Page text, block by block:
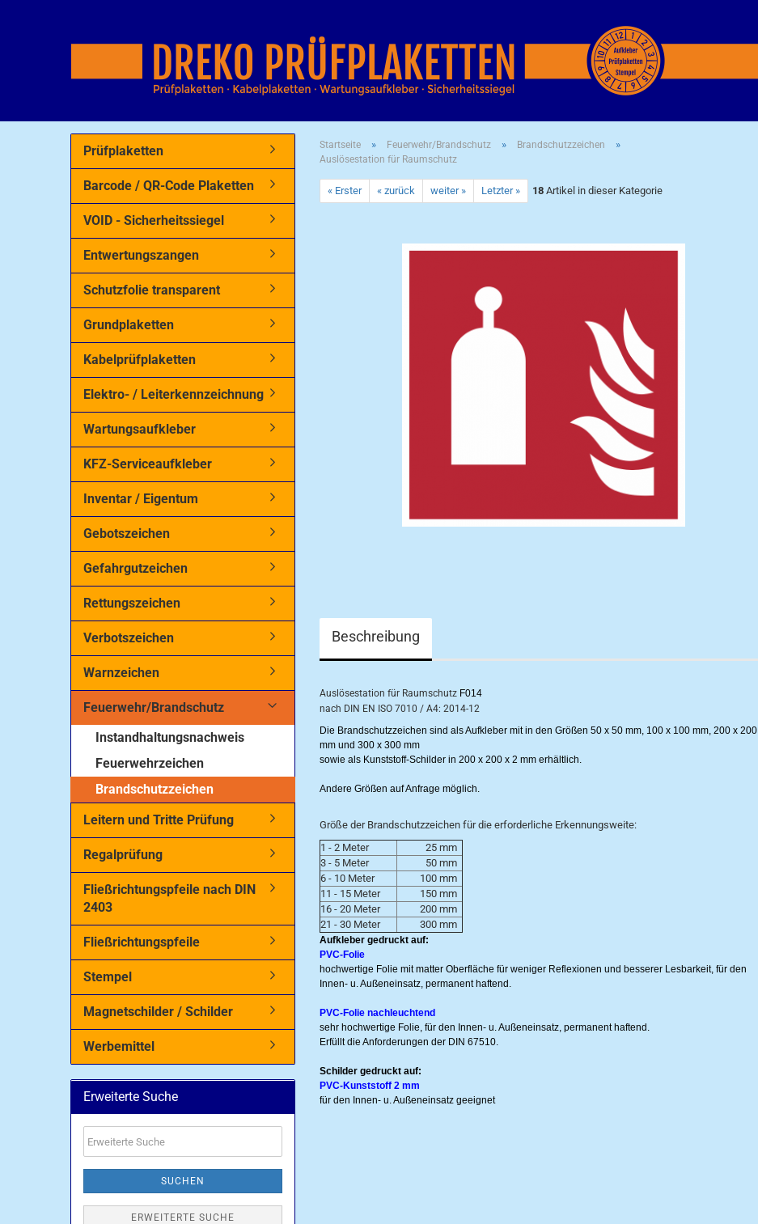
Startseite » Feuerwehr/Brandschutz » Brandschutzzeichen »
Auslösestation für Raumschutz
« Erster « zurück weiter » Letzter » 18Artikel in dieser Kategorie
Beschreibung
Auslösestation für Raumschutz F014
nach DIN EN ISO 7010 / A4: 2014-12
Die Brandschutzzeichen sind als Aufkleber mit in den Größen 50 x 50 mm, 100 x 100 mm, 200 x 200
mm und 300 x 300 mm
sowie als Kunststoff-Schilder in 200 x 200 x 2 mm erhältlich.
Andere Größen auf Anfrage möglich.
Größe der Brandschutzzeichen für die erforderliche Erkennungsweite:
1 - 2 Meter
25 mm
3 - 5 Meter
50 mm
6 - 10 Meter
100 mm
11 - 15 Meter
150 mm
16 - 20 Meter
200 mm
21 - 30 Meter
300 mm
Aufkleber gedruckt auf:
PVC-Folie
hochwertige Folie mit matter Oberfläche für weniger Reflexionen und besserer Lesbarkeit, für den
Innen- u. Außeneinsatz, permanent haftend.
PVC-Folie nachleuchtend
sehr hochwertige Folie, für den Innen- u. Außeneinsatz, permanent haftend.
Erfüllt die Anforderungen der DIN 67510.
Schilder gedruckt auf:
PVC-Kunststoff 2 mm
für den Innen- u. Außeneinsatz geeignet
Prüfplaketten
Barcode / QR-Code Plaketten
VOID - Sicherheitssiegel
Entwertungszangen
Schutzfolie transparent
Grundplaketten
Kabelprüfplaketten
Elektro- / Leiterkennzeichnung
Wartungsaufkleber
KFZ-Serviceaufkleber
Inventar / Eigentum
Gebotszeichen
Gefahrgutzeichen
Rettungszeichen
Verbotszeichen
Warnzeichen
Feuerwehr/Brandschutz
Instandhaltungsnachweis
Feuerwehrzeichen
Brandschutzzeichen
Leitern und Tritte Prüfung
Regalprüfung
Fließrichtungspfeile nach DIN
2403
Fließrichtungspfeile
Stempel
Magnetschilder / Schilder
Werbemittel
Erweiterte Suche
Suche
SUCHEN
ERWEITERTE SUCHE